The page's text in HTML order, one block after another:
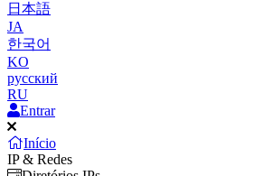
日本語
JA
한국어
KO
русский
RU
Entrar
Início
IP & Redes